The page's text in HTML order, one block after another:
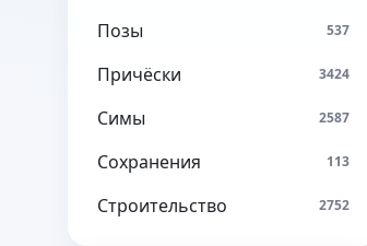
Позы 537
Причёски 3424
Симы 2587
Сохранения 113
Строительство 2752